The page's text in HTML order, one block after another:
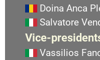
Doina Anca
Salvatore
Vice-
Vassilios